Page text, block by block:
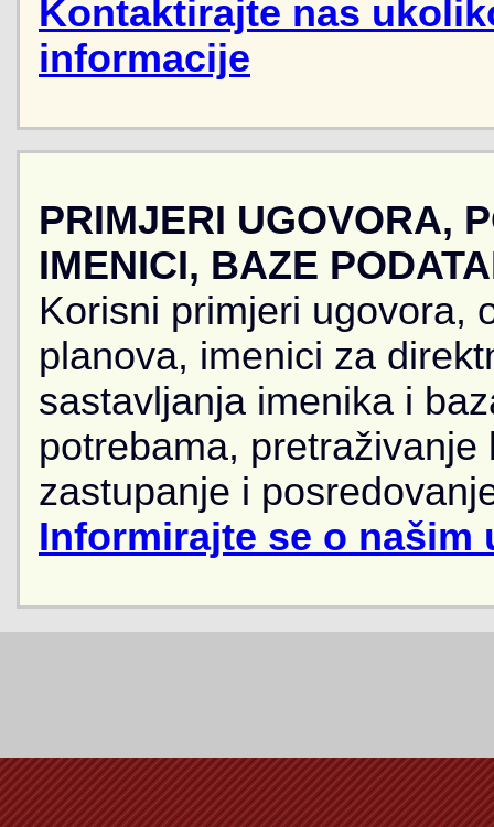
Kontaktirajte nas
informacije
PRIMJERI UGOVORA,
IMENICI, BAZE
Korisni primjeri ugovora,
planova, imenici za
sastavljanja imenika i
potrebama,
zastupanje i
Informirajte se o našim